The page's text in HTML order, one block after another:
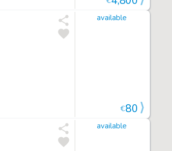
available
€80
available